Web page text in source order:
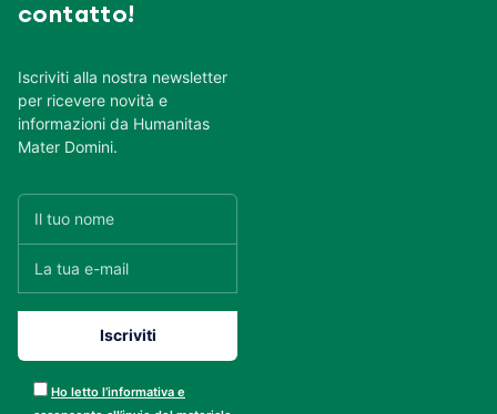
contatto!
Iscriviti alla nostra newsletter
per ricevere novità e
informazioni da Humanitas
Mater Domini.
Ho letto l’informativa e